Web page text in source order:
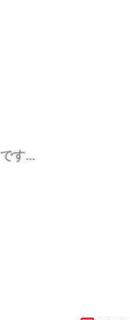
す...